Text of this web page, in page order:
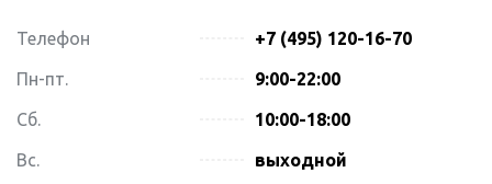
Телефон +7 (495) 120-16-70
Пн-пт. 9:00-22:00
Сб. 10:00-18:00
Вс. выходной